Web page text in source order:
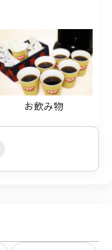
お飲み物